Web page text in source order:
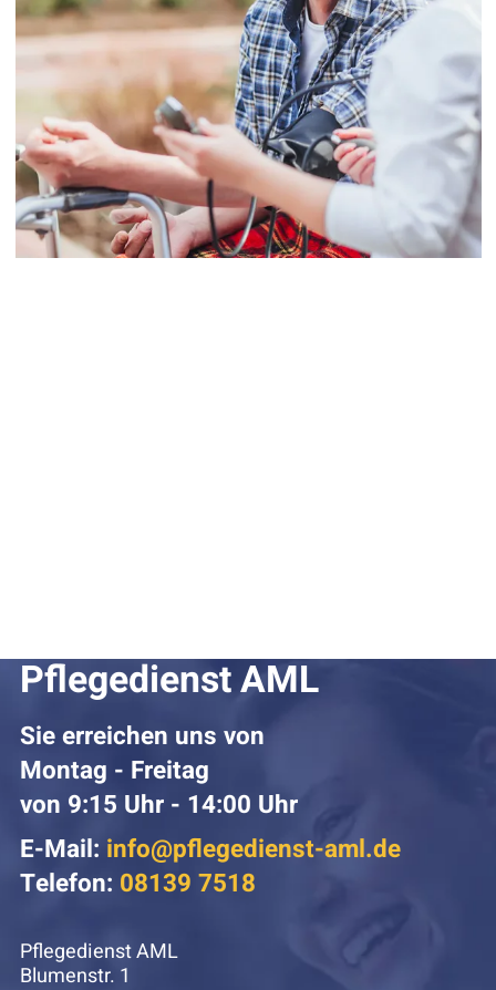
Pflegedienst AML
Sie erreichen uns von
Montag - Freitag
von 9:15 Uhr - 14:00 Uhr
E-Mail: info@pflegedienst-aml.de
Telefon: 08139 7518
Pflegedienst AML
Blumenstr. 1